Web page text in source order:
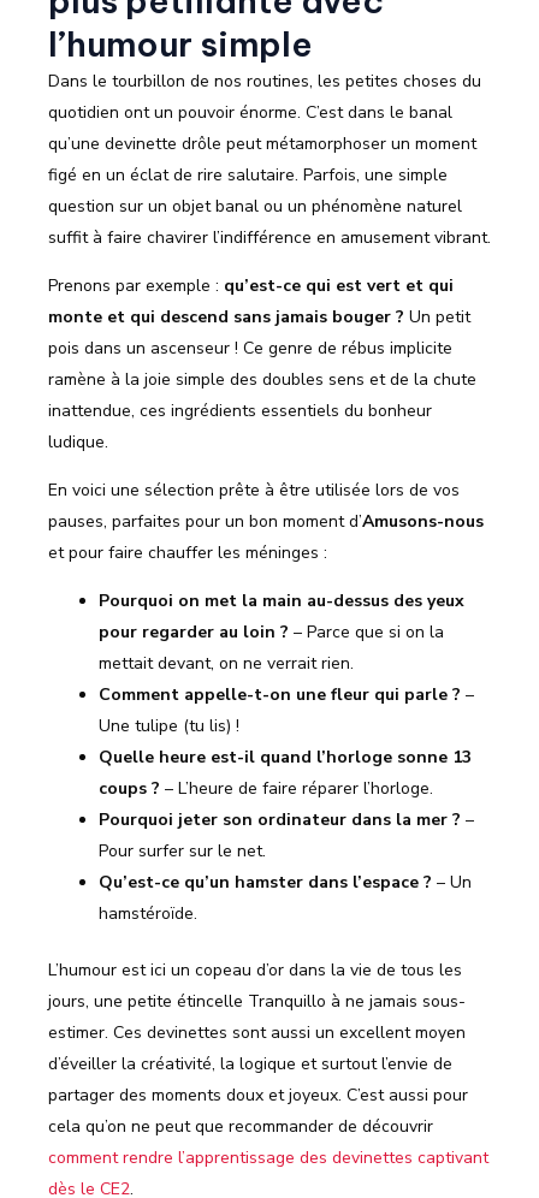
l’humour simple
Dans le tourbillon de nos routines, les petites choses du
quotidien ont un pouvoir énorme. C’est dans le banal
qu’une devinette drôle peut métamorphoser un moment
figé en un éclat de rire salutaire. Parfois, une simple
question sur un objet banal ou un phénomène naturel
suffit à faire chavirer l’indifférence en amusement vibrant.
Prenons par exemple : qu’est-ce qui est vert et qui
monte et qui descend sans jamais bouger ? Un petit
pois dans un ascenseur ! Ce genre de rébus implicite
ramène à la joie simple des doubles sens et de la chute
inattendue, ces ingrédients essentiels du bonheur
ludique.
En voici une sélection prête à être utilisée lors de vos
pauses, parfaites pour un bon moment d’Amusons-nous
et pour faire chauffer les méninges :
Pourquoi on met la main au-dessus des yeux
pour regarder au loin ? – Parce que si on la
mettait devant, on ne verrait rien.
Comment appelle-t-on une fleur qui parle ? –
Une tulipe (tu lis) !
Quelle heure est-il quand l’horloge sonne 13
coups ? – L’heure de faire réparer l’horloge.
Pourquoi jeter son ordinateur dans la mer ? –
Pour surfer sur le net.
Qu’est-ce qu’un hamster dans l’espace ? – Un
hamstéroïde.
L’humour est ici un copeau d’or dans la vie de tous les
jours, une petite étincelle Tranquillo à ne jamais sous-
estimer. Ces devinettes sont aussi un excellent moyen
d’éveiller la créativité, la logique et surtout l’envie de
partager des moments doux et joyeux. C’est aussi pour
cela qu’on ne peut que recommander de découvrir
comment rendre l’apprentissage des devinettes captivant
dès le CE2.